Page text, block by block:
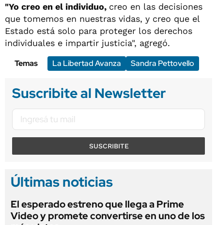
"Yo creo en el individuo, creo en las decisiones
que tomemos en nuestras vidas, y creo que el
Estado está solo para proteger los derechos
individuales e impartir justicia", agregó.
Temas
La Libertad Avanza Sandra Pettovello
Suscribite al Newsletter
SUSCRIBITE
Últimas noticias
El esperado estreno que llega a Prime
Video y promete convertirse en uno de los